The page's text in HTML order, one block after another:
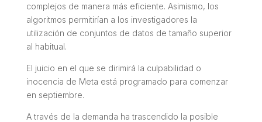
complejos de manera más eficiente. Asimismo, los
algoritmos permitirían a los investigadores la
utilización de conjuntos de datos de tamaño superior
al habitual.
El juicio en el que se dirimirá la culpabilidad o
inocencia de Meta está programado para comenzar
en septiembre.
A través de la demanda ha trascendido la posible